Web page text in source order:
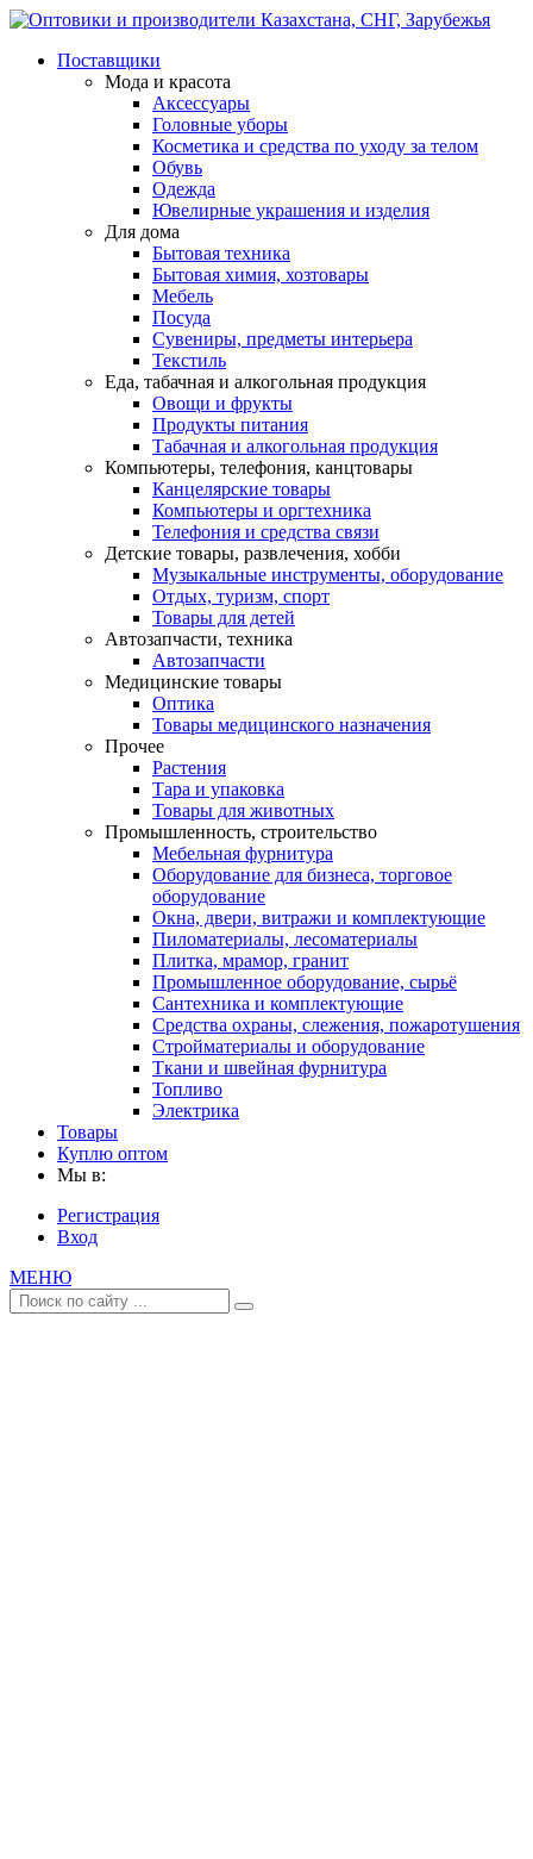
Поставщики
Мода и красота
Аксессуары
Головные уборы
Косметика и средства по уходу за телом
Обувь
Одежда
Ювелирные украшения и изделия
Для дома
Бытовая техника
Бытовая химия, хозтовары
Мебель
Посуда
Сувениры, предметы интерьера
Текстиль
Еда, табачная и алкогольная продукция
Овощи и фрукты
Продукты питания
Табачная и алкогольная продукция
Компьютеры, телефония, канцтовары
Канцелярские товары
Компьютеры и оргтехника
Телефония и средства связи
Детские товары, развлечения, хобби
Музыкальные инструменты, оборудование
Отдых, туризм, спорт
Товары для детей
Автозапчасти, техника
Автозапчасти
Медицинские товары
Оптика
Товары медицинского назначения
Прочее
Растения
Тара и упаковка
Товары для животных
Промышленность, строительство
Мебельная фурнитура
Оборудование для бизнеса, торговое
оборудование
Окна, двери, витражи и комплектующие
Пиломатериалы, лесоматериалы
Плитка, мрамор, гранит
Промышленное оборудование, сырьё
Сантехника и комплектующие
Средства охраны, слежения, пожаротушения
Стройматериалы и оборудование
Ткани и швейная фурнитура
Топливо
Электрика
Товары
Куплю оптом
Мы в:
Регистрация
Вход
МЕНЮ